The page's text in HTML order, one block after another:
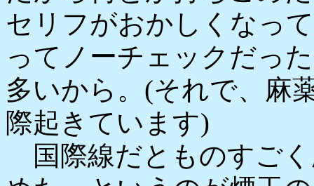
セリフがおかしくなっ
ってノーチェックだっ
多いから。(それで、麻
際起きています)
国際線だとものすご